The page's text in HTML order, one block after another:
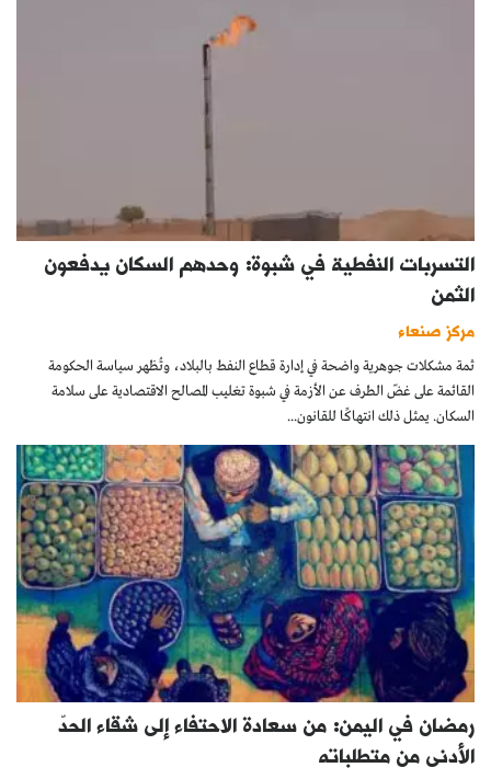
التسربات النفطية في شبوة: وحدهم السكان يدفعون
الثمن
مركز صنعاء
ثمة مشكلات جوهرية واضحة في إدارة قطاع النفط بالبلاد، وتُظهر سياسة الحكومة
القائمة على غضّ الطرف عن الأزمة في شبوة تغليب المصالح الاقتصادية على سلامة
السكان. يمثل ذلك انتهاكًا للقانون...
رمضان في اليمن: من سعادة الاحتفاء إلى شقاء الحدّ
الأدنى من متطلباته